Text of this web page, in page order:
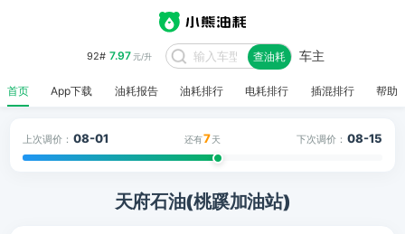
92# 7.97元/升 查油耗 车主
首页 App下载 油耗报告 油耗排行 电耗排行 插混排行 帮助
上次调价： 08-01 还有7天 下次调价： 08-15
天府石油(桃蹊加油站)